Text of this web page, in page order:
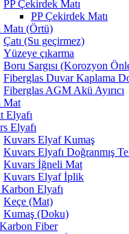
PP Çekirdek Matı
PP Çekirdek Matı
(Örtü)
Çatı (Su geçirmez)
Yüzeye çıkarma
Boru Sargısı (Korozyon
Fiberglas Duvar Kaplama
Fiberglas AGM Akü Ayırıcı
Mat
Elyafı
Elyafı
Kuvars Elyaf Kumaş
Kuvars Elyafı Doğranmış
Kuvars İğneli Mat
Kuvars Elyaf İplik
Elyafı
Keçe (Mat)
Kumaş (Doku)
Fiber